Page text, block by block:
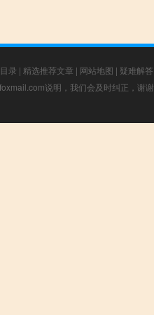
录 | 精选推荐文章 | 网站地图 | 疑难解答
说明，我们会及时纠正，谢谢